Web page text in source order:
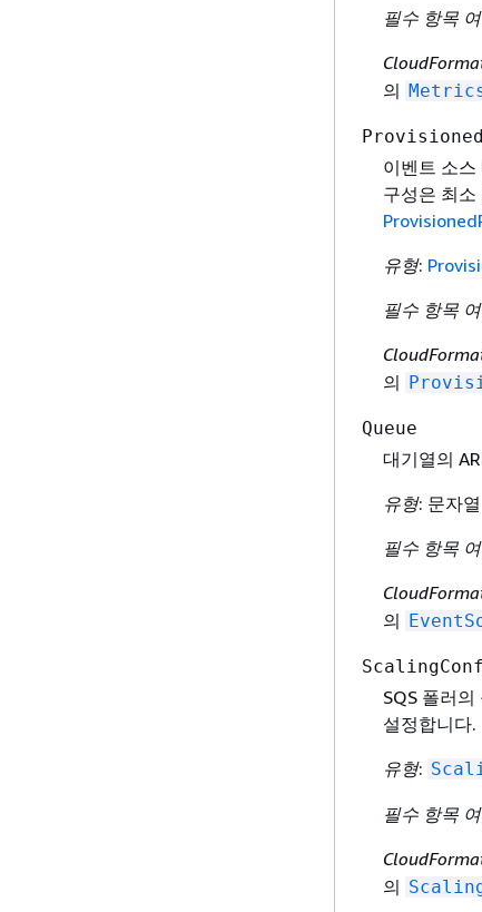
필수 항목
의
이벤트 소
구성은 최
유형:
필수 항목
의
Queue
대기열의
유형: 문자열
필수 항목
의
SQS 폴러
설정합니다.
유형:
필수 항목
의